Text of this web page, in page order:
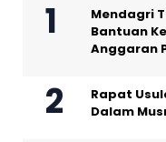
Mendagri
Bantuan
Anggaran
Rapat
Dalam